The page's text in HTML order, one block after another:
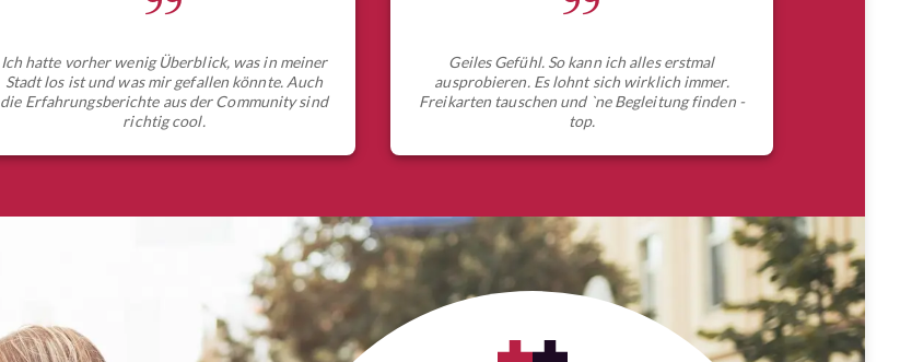
Ich hatte vorher wenig Überblick, was in meiner
Stadt los ist und was mir gefallen könnte. Auch
die Erfahrungsberichte aus der Community sind
richtig cool.
Geiles Gefühl. So kann ich alles erstmal
ausprobieren. Es lohnt sich wirklich immer.
Freikarten tauschen und `ne Begleitung finden -
top.